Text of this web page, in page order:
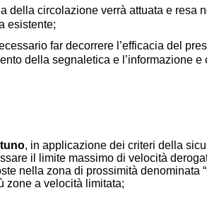
della circolazione verrà attuata e resa
esistente;
far decorrere l’efficacia del
della segnaletica e l’informazione
, in applicazione dei criteri della
il limite massimo di velocità
nella zona di prossimità denominata
zone a velocità limitata;